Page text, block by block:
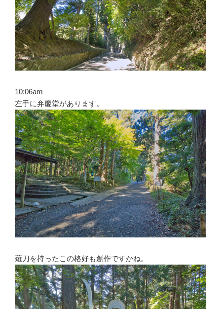
10:06am
左手に弁慶堂があります。
薙刀を持ったこの格好も創作ですかね。